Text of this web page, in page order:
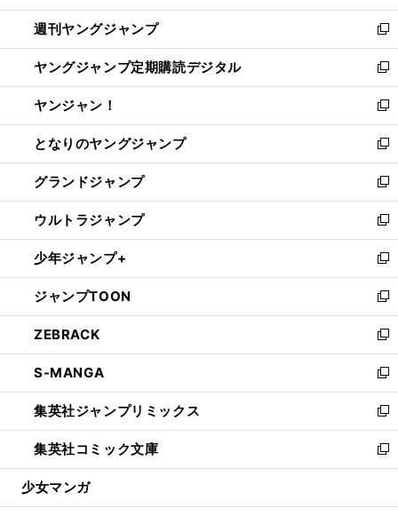
開
く
ウ
で
開
く
ン
ド
ウ
で
開
く
ウ
ィ
ン
ド
ウ
で
開
く
週刊ヤングジャンプ
新
し
い
ウ
ィ
ン
ド
ウ
で
開
く
ヤングジャンプ定期購読デジタル
新
し
い
ウ
ィ
ン
ド
ウ
で
開
く
ヤンジャン！
新
し
い
ウ
ィ
ン
ド
ウ
で
開
く
となりのヤングジャンプ
新
し
い
ウ
ィ
ン
ド
ウ
で
開
く
グランドジャンプ
新
し
い
ウ
ィ
ン
ド
ウ
で
開
く
ウルトラジャンプ
新
し
い
ウ
ィ
ン
ド
ウ
で
開
く
少年ジャンプ+
新
し
い
ウ
ィ
ン
ド
ウ
で
開
く
ジャンプTOON
新
し
い
ウ
ィ
ン
ド
ウ
で
開
ZEBRACK
新
し
い
ウ
ィ
ン
ド
ウ
開
S-MANGA
新
し
い
ウ
ィ
ン
ウ
集英社ジャンプリミックス
新
し
い
ウ
ン
集英社コミック文庫
新
し
ウ
少女マンガ